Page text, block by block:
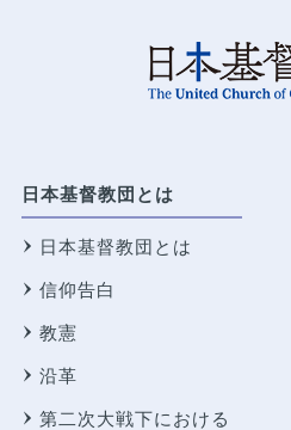
日本基督教団とは
日本基督教団とは
信仰告白
教憲
沿革
第二次大戦下における